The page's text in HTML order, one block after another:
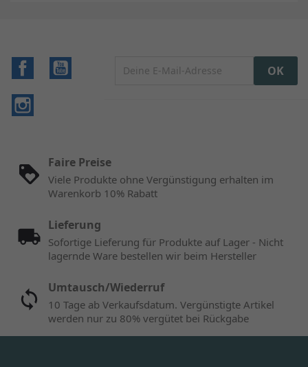
Facebook
Faire Preise
Viele Produkte ohne Vergünstigung erhalten im
Warenkorb 10% Rabatt
Lieferung
Sofortige Lieferung für Produkte auf Lager - Nicht
lagernde Ware bestellen wir beim Hersteller
Umtausch/Wiederruf
10 Tage ab Verkaufsdatum. Vergünstigte Artikel
werden nur zu 80% vergütet bei Rückgabe